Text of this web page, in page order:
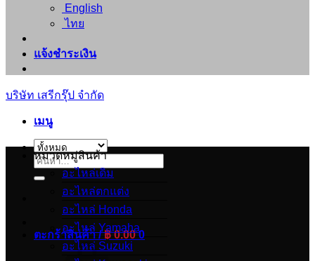
English
ไทย
แจ้งชำระเงิน
บริษัท เสรีกรุ๊ป จำกัด
เมนู
ค้นหา:
ตะกร้าสินค้า /฿0.00 0
หมวดหมู่สินค้า
อะไหล่เดิม
อะไหล่ตกแต่ง
อะไหล่ Honda
อะไหล่ Yamaha
อะไหล่ Suzuki